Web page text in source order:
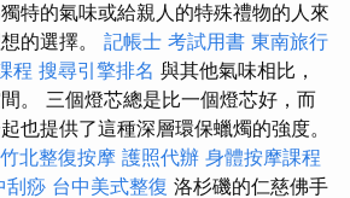
特的氣味或給親人的特殊禮物的人來
的選擇。 記帳士 考試用書 東南旅行
程 搜尋引擎排名 與其他氣味相比，
。 三個燈芯總是比一個燈芯好，而
也提供了這種深層環保蠟燭的強度。
竹北整復按摩 護照代辦 身體按摩課程
刮痧 台中美式整復 洛杉磯的仁慈佛手